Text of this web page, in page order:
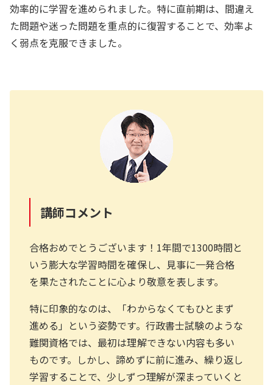
効率的に学習を進められました。特に直前期は、間違え
た問題や迷った問題を重点的に復習することで、効率よ
く弱点を克服できました。
講師コメント
合格おめでとうございます！1年間で1300時間と
いう膨大な学習時間を確保し、見事に一発合格
を果たされたことに心より敬意を表します。
特に印象的なのは、「わからなくてもひとまず
進める」という姿勢です。行政書士試験のような
難関資格では、最初は理解できない内容も多い
ものです。しかし、諦めずに前に進み、繰り返し
学習することで、少しずつ理解が深まっていくと